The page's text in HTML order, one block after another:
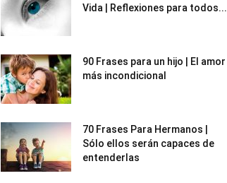
Vida | Reflexiones para todos...
90 Frases para un hijo | El amor
más incondicional
70 Frases Para Hermanos |
Sólo ellos serán capaces de
entenderlas